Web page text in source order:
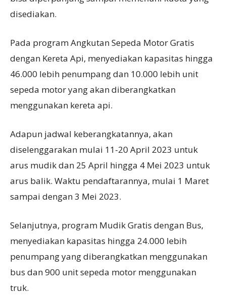
disediakan.
Pada program Angkutan Sepeda Motor Gratis
dengan Kereta Api, menyediakan kapasitas hingga
46.000 lebih penumpang dan 10.000 lebih unit
sepeda motor yang akan diberangkatkan
menggunakan kereta api.
Adapun jadwal keberangkatannya, akan
diselenggarakan mulai 11-20 April 2023 untuk
arus mudik dan 25 April hingga 4 Mei 2023 untuk
arus balik. Waktu pendaftarannya, mulai 1 Maret
sampai dengan 3 Mei 2023.
Selanjutnya, program Mudik Gratis dengan Bus,
menyediakan kapasitas hingga 24.000 lebih
penumpang yang diberangkatkan menggunakan
bus dan 900 unit sepeda motor menggunakan
truk.